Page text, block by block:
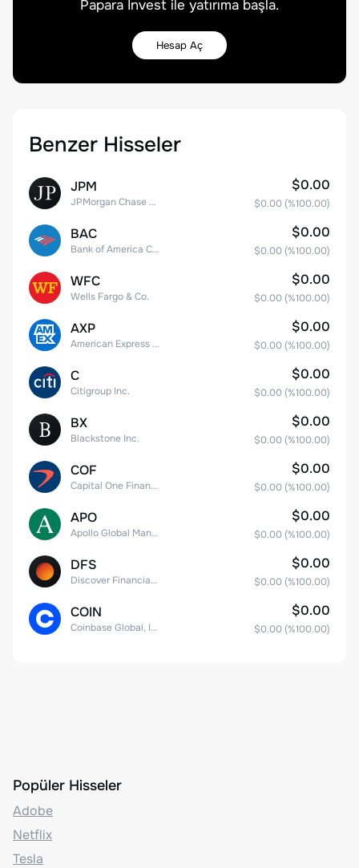
Papara Invest ile yatırıma başla.
Hesap Aç
Benzer Hisseler
JPM
JPMorgan Chase & Co.
$0.00
$0.00 (%100.00)
BAC
Bank of America Corporation
$0.00
$0.00 (%100.00)
WFC
Wells Fargo & Co.
$0.00
$0.00 (%100.00)
AXP
American Express Company
$0.00
$0.00 (%100.00)
C
Citigroup Inc.
$0.00
$0.00 (%100.00)
BX
Blackstone Inc.
$0.00
$0.00 (%100.00)
COF
Capital One Financial
$0.00
$0.00 (%100.00)
APO
Apollo Global Management, Inc.
$0.00
$0.00 (%100.00)
DFS
Discover Financial Services
$0.00
$0.00 (%100.00)
COIN
Coinbase Global, Inc. Class A Common Stock
$0.00
$0.00 (%100.00)
Popüler Hisseler
Adobe
Netflix
Tesla